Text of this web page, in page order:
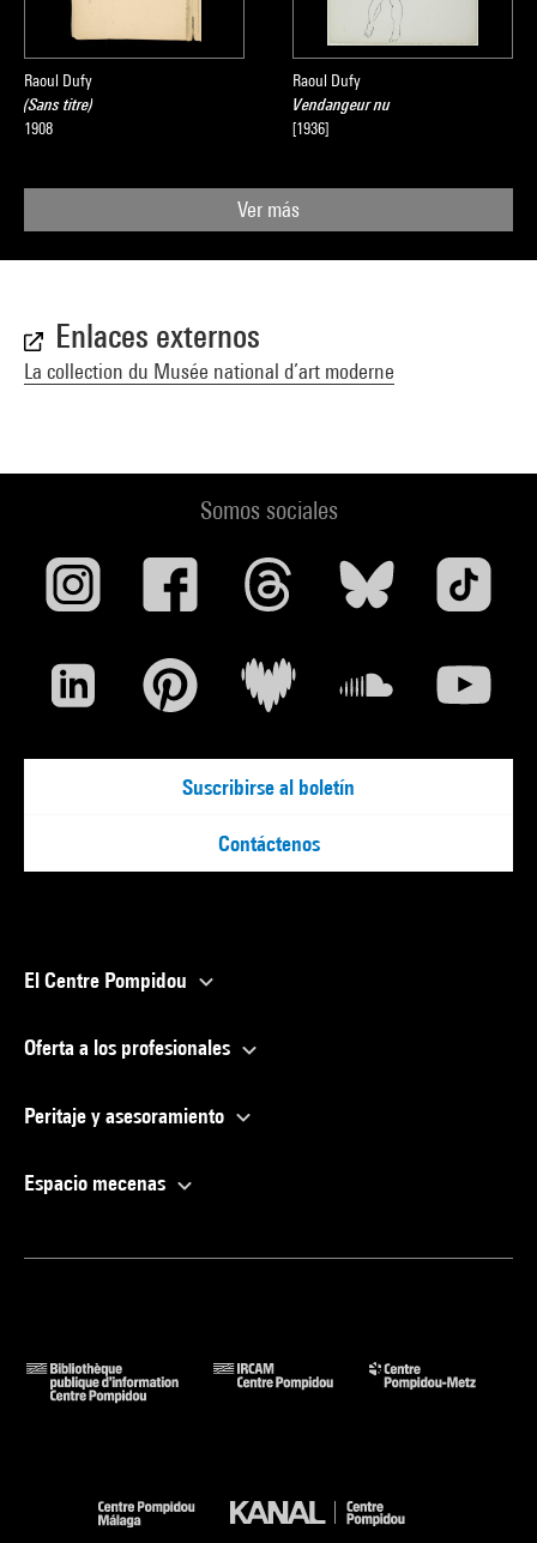
Raoul Dufy
(Sans titre)
1908
Raoul Dufy
Vendangeur nu
[1936]
Ver más
Enlaces externos
La collection du Musée national d’art moderne
Somos sociales
Suscribirse al boletín
Contáctenos
El Centre Pompidou
Oferta a los profesionales
Peritaje y asesoramiento
Espacio mecenas